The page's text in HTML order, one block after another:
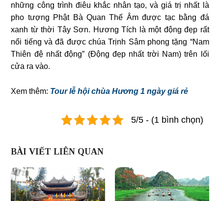
những công trình điêu khắc nhân tạo, và giá trị nhất là
pho tượng Phật Bà Quan Thế Âm được tạc bằng đá
xanh từ thời Tây Sơn. Hương Tích là một động đẹp rất
nổi tiếng và đã được chúa Trịnh Sâm phong tặng “Nam
Thiên đệ nhất động” (Ðộng đẹp nhất trời Nam) trên lối
cửa ra vào.
Xem thêm: Tour lễ hội chùa Hương 1 ngày giá rẻ
5/5 - (1 bình chọn)
BÀI VIẾT LIÊN QUAN